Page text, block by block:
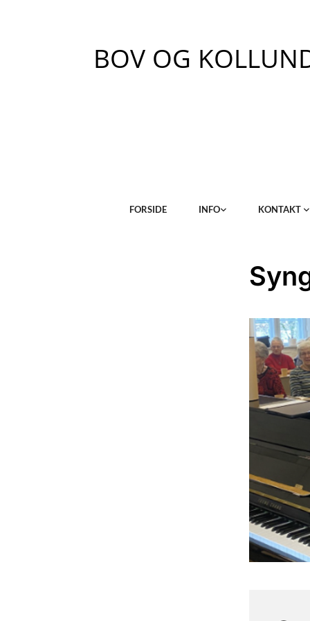
BOV OG
FORSIDE INFO KONTAKT